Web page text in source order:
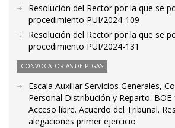
Resolución del Rector por la que se
procedimiento PUI/2024-109
Resolución del Rector por la que se
procedimiento PUI/2024-131
CONVOCATORIAS DE PTGAS
Escala Auxiliar Servicios Generales,
Personal Distribución y Reparto. BOE
Acceso libre. Acuerdo del Tribunal.
alegaciones primer ejercicio